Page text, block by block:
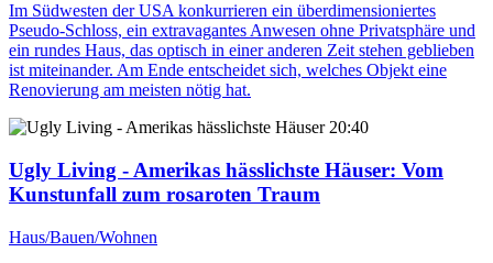
Im Südwesten der USA konkurrieren ein überdimensioniertes
Pseudo-Schloss, ein extravagantes Anwesen ohne Privatsphäre und
ein rundes Haus, das optisch in einer anderen Zeit stehen geblieben
ist miteinander. Am Ende entscheidet sich, welches Objekt eine
Renovierung am meisten nötig hat.
20:40
Ugly Living - Amerikas hässlichste Häuser: Vom
Kunstunfall zum rosaroten Traum
Haus/Bauen/Wohnen